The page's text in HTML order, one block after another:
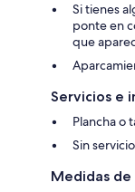
Si tienes
ponte en
que
Servicios e
Plancha o
Sin
Medidas de